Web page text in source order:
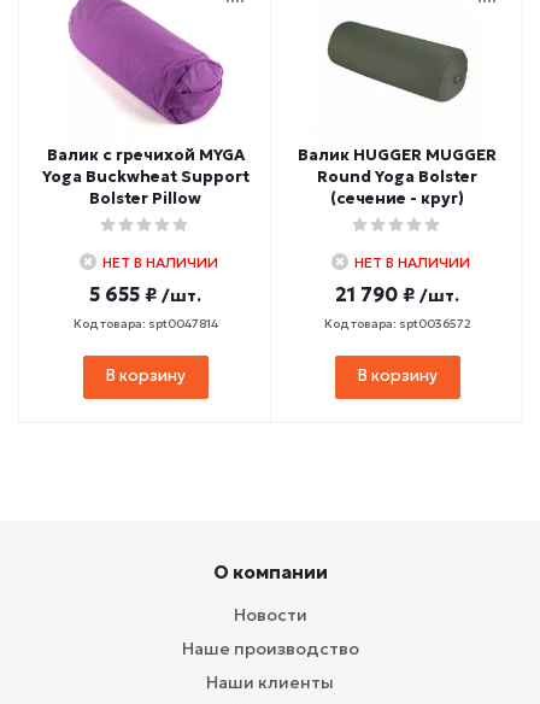
Валик с гречихой MYGA
Yoga Buckwheat Support
Bolster Pillow
НЕТ В НАЛИЧИИ
5 655 ₽ /шт.
Код товара: spt0047814
В корзину
Валик HUGGER MUGGER
Round Yoga Bolster
(сечение - круг)
НЕТ В НАЛИЧИИ
21 790 ₽ /шт.
Код товара: spt0036572
В корзину
О компании
Новости
Наше производство
Наши клиенты